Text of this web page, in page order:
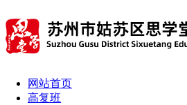
网站首页
高复班